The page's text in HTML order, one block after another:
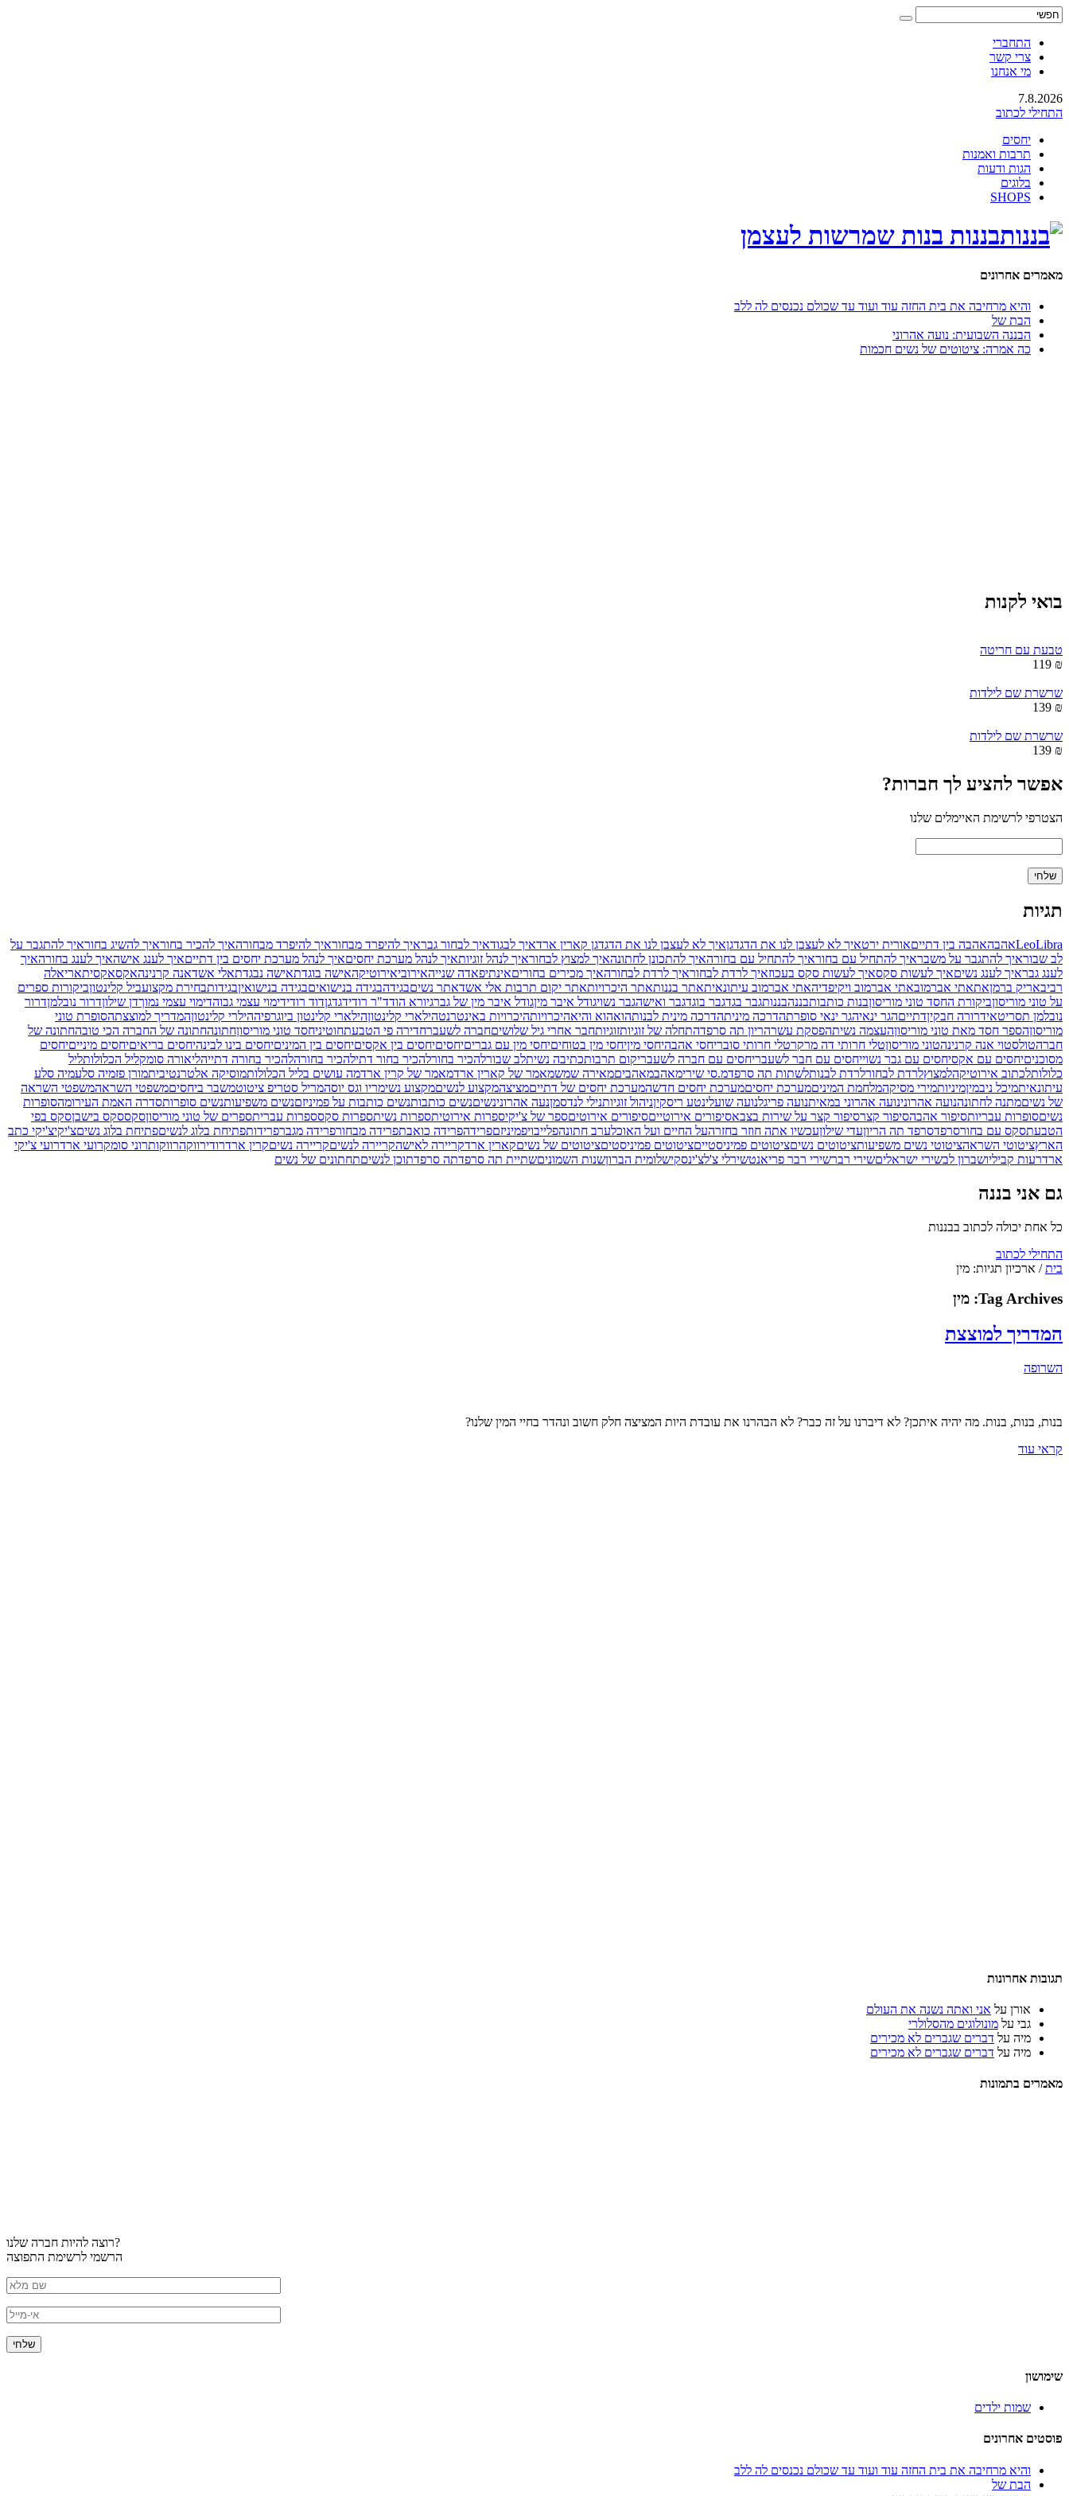
התחברי
צרי קשר
מי אנחנו
7.8.2026
התחילי לכתוב
יחסים
תרבות ואמנות
הגות ודעות
בלוגים
SHOPS
בננות בנות שמרשות לעצמן
מאמרים אחרונים
והיא מרחיבה את בית החזה עוד ועוד עד שכולם נכנסים לה ללב
הבת של
הבננה השבועית: נועה אהרוני
כה אמרה: ציטוטים של נשים חכמות
בואי לקנות
טבעת עם חריטה
₪ 119
שרשרת שם לילדות
₪ 139
שרשרת שם לילדות
₪ 139
אפשר להציע לך חברות?
הצטרפי לרשימת האיימלים שלנו
תגיות
LeoLibra אהבהאהבה בין דתייםאורית ירטאיך לא לעצבן לנו את הדגדגןאיך לא לעצבן לנו את הדגדגן קארין ארדאיך לבגודאיך לבחור גבראיך להיפרד מבחוראיך להיפרד מבחורהאיך להכיר בחוראיך להשיג בחוראיך להתגבר על
לב שבוראיך להתגבר על משבראיך להתחיל עם בחוראיך להתחיל עם בחורהאיך להתכונן לחתונהאיך למצוץ לבחוראיך לנהל זוגיותאיך לנהל מערכת יחסיםאיך לנהל מערכת יחסים בין דתייםאיך לענג אישהאיך לענג בחורהאיך
לענג גבראיך לענג נשיםאיך לעשות סקסאיך לעשות סקס בעכוזאיך לרדת לבחוראיך לרדת לבחורהאיך מכירים בחוריםאינתיפאדה שנייהאירוביאירוטיקהאישה בוגדתאישה נבגדתאלי אשדאנה קרנינהאקסאקסיתאריאלה
רביבאריק ברמןאתאתי אברמובאתי אברמוב ויקיפדיהאתי אברמוב עיתונאיתאתר בננותאתר היכרויותאתר יקום תרבות אלי אשדאתר נשיםבגידהבגידה בנישואיםבגידה בנישואיןבגידותבחירת מקצועביל קלינטוןביקורות ספרים
על טוני מוריסוןביקורת החסד טוני מוריסוןבנות כותבותבננהבננותגבר בגדגבר בוגדגבר ואישהגבר נשויגודל איבר מיןגודל איבר מין של גברגיורא הודד"ר רודידגדגןדוד רודידימוי עצמי גבוהדימוי עצמי נמוךדן שילוןדרור נובלמןדרור
נובלמן תסריטאידרורה חבקיןדתייםהגר ינאיהגר ינאי סופרתהדרכה מיניתהדרכה מינית לבנותהואהוא והיאהיכרויותהיכרויות באינטרנטהילארי קלינטוןהילארי קלינטון ביוגרפיההילרי קלינטוןהמדריך למוצצתהסופרת טוני
מוריסוןהספר חסד מאת טוני מוריסוןהעצמה נשיתהפסקת עשרהריון תה סרפדהתחלה של זוגיותזוגיותחבר אחרי גיל שלושיםחברה לשעברחדירה פי הטבעתחוטיניחסד טוני מוריסוןחתונהחתונה של החברה הכי טובהחתונה של
חברהטולסטוי אנה קרנינהטוני מוריסוןטלי חרותי דה מרקרטלי חרותי סובריחסי אהבהיחסי מיןיחסי מין בטוחיםיחסי מין עם גבריםיחסיםיחסים בין אקסיםיחסים בין המיניםיחסים בינו לבינהיחסים בריאיםיחסים מינייםיחסים
מסוכניםיחסים עם אקסיחסים עם גבר נשוייחסים עם חבר לשעבריחסים עם חברה לשעבריקום תרבותכתיבה נשיתלב שבורלהכיר בחורלהכיר בחור דתילהכיר בחורהלהכיר בחורה דתייהליאורה סומקליל הכלולותליל
כלולותלכתוב אירוטיקהלמצוץלרדת לבחורלרדת לבנותלשתות תה סרפדמ.סי שירימאהבמאהביםמאירה שמשמאמר של קארין ארדמאמר של קרין ארדמה עושים בליל הכלולותמוסיקה אלטרנטיביתמורן פזמיה סלעמיה סלע
עיתונאיתמיכל ניבמיןמיניותמירי מסיקהמלחמת המיניםמערכת יחסיםמערכת יחסים חדשהמערכת יחסים של דתייםמציצהמקצוע לנשיםמקצוע נשימריו וגס יוסהמריל סטריפ ציטוטמשבר ביחסיםמשפטי השראהמשפטי השראה
של נשיםמתנה לחתונהנועה אהרונינועה אהרוני במאיתנועה פריגלנועה שועלינטע ריסקיןניהול זוגיותנילי לנדסמןנעה אהרונינשיםנשים כותבותנשים כותבות על פמיניזםנשים משפיעותנשים סופרותסדרה האמת העירומהסופרות
נשיםסופרות עבריותסיפור אהבהסיפור קצרסיפור קצר על שירות בצבאסיפורים אירוטייםסיפורים אירוטיםספר של צ'יקיספרות אירוטיתספרות נשיתספרות סקסספרות עבריתספרים של טוני מוריסוןסקססקס בישבןסקס בפי
הטבעתסקס עם בחורסרפדסרפד תה הריוןעדי שילוןעכשיו אתה חוזר בחזרהעל החיים ועל האוכלערב חתונהפלייבויפמיניזםפרידהפרידה כואבתפרידה מבחורפרידה מגברפרידותפתיחת בלוג לנשיםפתיחת בלוג נשיםצ'יקיצ'יקי כתב
הארץציטוטי השראהציטוטי נשים משפיעותציטוטים נשיםציטוטים פמיניסטייםציטוטים פמיניסטיםציטוטים של נשיםקארין ארדקריירה לאישהקריירה לנשיםקריירה נשיםקרין ארדרודירווקהרווקותרוני סומקרועי ארדרועי צ'יקי
ארדרעות קביליושברון לבשירי ישראליםשירי רברשירי רבר פריאנטשירלי צ'לצ'ינסקישלומית הברוןשנות השמוניםשתיית תה סרפדתה סרפדתוכן לנשיםתחתונים של נשים
גם אני בננה
כל אחת יכולה לכתוב בבננות
התחילי לכתוב
בית/ ארכיון תגיות: מין
Tag Archives: מין
המדריך למוצצת
השרופה
בנות, בנות, בנות. מה יהיה איתכן? לא דיברנו על זה כבר? לא הבהרנו את עובדת היות המציצה חלק חשוב ונהדר בחיי המין שלנו?
קראי עוד
תגובות אחרונות
אורן על אני ואתה נשנה את העולם
גבי על מונולוגים מהסלולרי
מיה על דברים שגברים לא מכירים
מיה על דברים שגברים לא מכירים
מאמרים בתמונות
רוצה להיות חברה שלנו?
הרשמי לרשימת התפוצה
שימושון
שמות ילדים
פוסטים אחרונים
והיא מרחיבה את בית החזה עוד ועוד עד שכולם נכנסים לה ללב
הבת של